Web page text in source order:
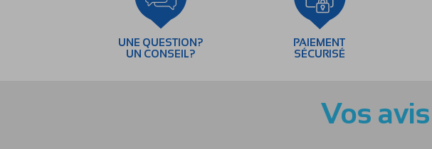
UNE QUESTION?
UN CONSEIL?
PAIEMENT
SÉCURISÉ
Vos avis